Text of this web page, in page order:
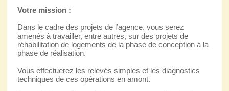
Votre mission :
Dans le cadre des projets de l’agence, vous serez
amenés à travailler, entre autres, sur des projets de
réhabilitation de logements de la phase de conception à la
phase de réalisation.
Vous effectuerez les relevés simples et les diagnostics
techniques de ces opérations en amont.